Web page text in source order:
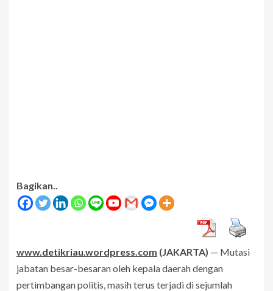
Bagikan..
www.detikriau.wordpress.com (JAKARTA) — Mutasi
jabatan besar-besaran oleh kepala daerah dengan
pertimbangan politis, masih terus terjadi di sejumlah